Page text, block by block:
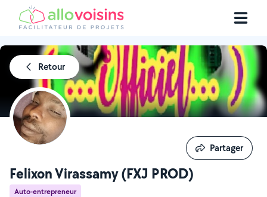
Retour
Felixon Virassamy (FXJ PROD)
Auto-entrepreneur
Partager
Partager